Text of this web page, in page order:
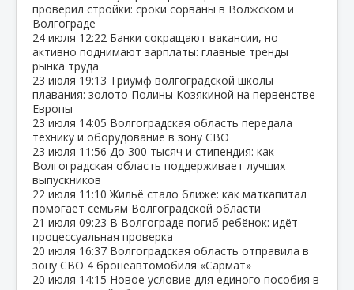
проверил стройки: сроки сорваны в Волжском и
Волгограде
24 июля 12:22 Банки сокращают вакансии, но
активно поднимают зарплаты: главные тренды
рынка труда
23 июля 19:13 Триумф волгоградской школы
плавания: золото Полины Козякиной на первенстве
Европы
23 июля 14:05 Волгоградская область передала
технику и оборудование в зону СВО
23 июля 11:56 До 300 тысяч и стипендия: как
Волгоградская область поддерживает лучших
выпускников
22 июля 11:10 Жильё стало ближе: как маткапитал
помогает семьям Волгоградской области
21 июля 09:23 В Волгограде погиб ребёнок: идёт
процессуальная проверка
20 июля 16:37 Волгоградская область отправила в
зону СВО 4 бронеавтомобиля «Сармат»
20 июля 14:15 Новое условие для единого пособия в